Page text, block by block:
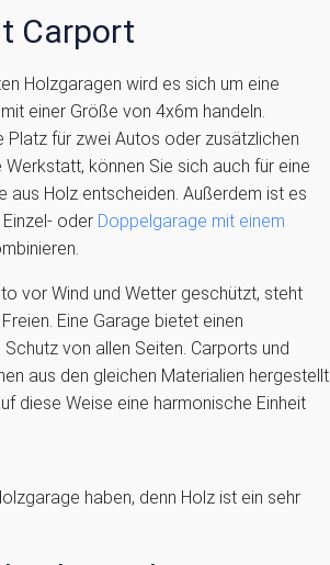
Carport
Holzgaragen wird es sich um eine
einer Größe von 4x6m handeln.
Platz für zwei Autos oder zusätzlichen
Werkstatt, können Sie sich auch für eine
aus Holz entscheiden. Außerdem ist es
oder Doppelgarage mit einem
vor Wind und Wetter geschützt, steht
Eine Garage bietet einen
von allen Seiten. Carports und
aus den gleichen Materialien hergestellt
diese Weise eine harmonische Einheit
haben, denn Holz ist ein sehr